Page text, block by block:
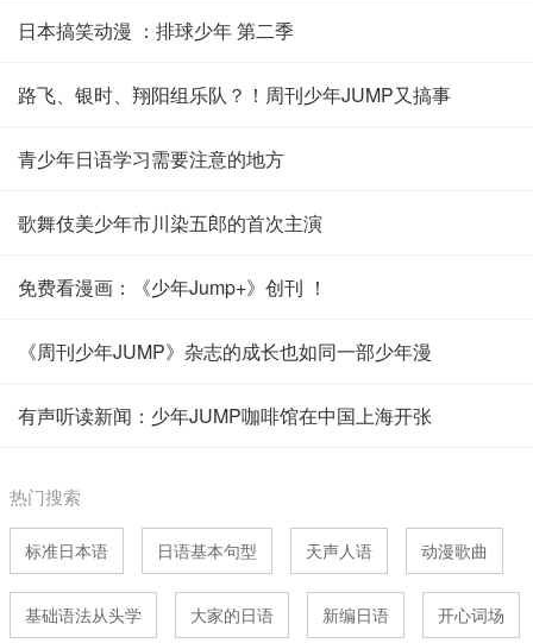
日本搞笑动漫 ：排球少年 第二季
路飞、银时、翔阳组乐队？！周刊少年JUMP又搞事
青少年日语学习需要注意的地方
歌舞伎美少年市川染五郎的首次主演
免费看漫画：《少年Jump+》创刊 ！
《周刊少年JUMP》杂志的成长也如同一部少年漫
有声听读新闻：少年JUMP咖啡馆在中国上海开张
热门搜索
标准日本语 日语基本句型 天声人语 动漫歌曲
基础语法从头学 大家的日语 新编日语 开心词场